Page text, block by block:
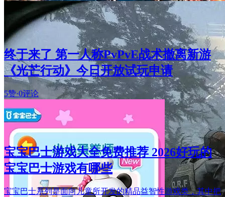
终于来了 第一人称PvPvE战术撤离新游
《光芒行动》今日开放试玩申请
5赞·0评论
宝宝巴士游戏大全免费推荐 2026好玩的
宝宝巴士游戏有哪些
宝宝巴士系列是面向儿童所开发的精品益智性游戏类，其中把